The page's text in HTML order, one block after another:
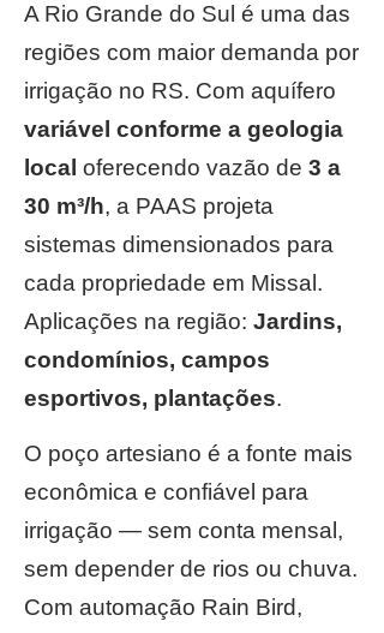
A Rio Grande do Sul é uma das
regiões com maior demanda por
irrigação no RS. Com aquífero
variável conforme a geologia
local oferecendo vazão de 3 a
30 m³/h, a PAAS projeta
sistemas dimensionados para
cada propriedade em Missal.
Aplicações na região: Jardins,
condomínios, campos
esportivos, plantações.
O poço artesiano é a fonte mais
econômica e confiável para
irrigação — sem conta mensal,
sem depender de rios ou chuva.
Com automação Rain Bird,